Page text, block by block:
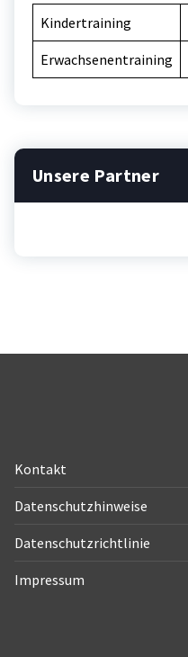
Kindertraining
Erwachsenentraining
Unsere Partner
Kontakt
Datenschutzhinweise
Datenschutzrichtlinie
Impressum